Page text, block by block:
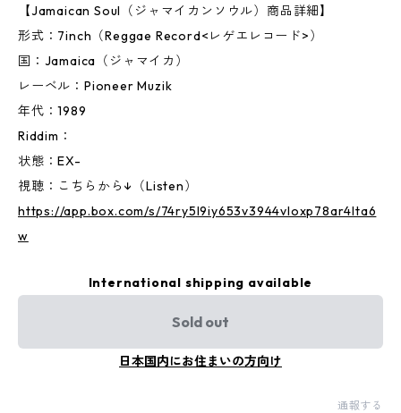
【Jamaican Soul（ジャマイカンソウル）商品詳細】
形式：7inch（Reggae Record<レゲエレコード>）
国：Jamaica（ジャマイカ）
レーベル：Pioneer Muzik
年代：1989
Riddim：
状態：EX-
視聴：こちらから↓（Listen）
https://app.box.com/s/74ry5l9iy653v3944vloxp78ar4lta6
w
International shipping available
Sold out
日本国内にお住まいの方向け
通報する